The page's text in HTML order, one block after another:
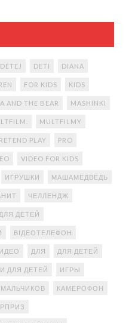
DETEJ DETI DIANA
FOR KIDS KIDS
AND THE BEAR MASHINKI
MULTFILMY
PLAY PRO
VIDEO FOR KIDS
ИГРУШКИ МАШАМЕДВЕДЬ
ЧЕЛЛЕНДЖ
ДЕТЕЙ
ВІДЕОТЕЛЕФОН
ДЛЯ ДЛЯ ДЕТЕЙ
ДЛЯ ДЕТЕЙ ИГРЫ
КАМЕРОФОН